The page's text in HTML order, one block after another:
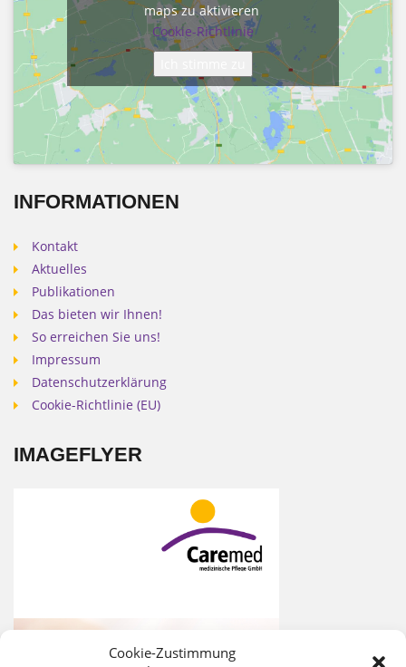
Cookie-Zustimmung
maps zu aktivieren
Cookie-Richtlinie
INFORMATIONEN
Kontakt
Aktuelles
Publikationen
Das bieten wir Ihnen!
So erreichen Sie uns!
Impressum
Datenschutzerklärung
Cookie-Richtlinie (EU)
IMAGEFLYER